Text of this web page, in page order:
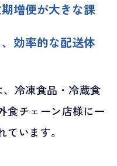
増便が大きな課
効率的な配送体
冷凍食品・冷蔵食
食チェーン店様に一
います。